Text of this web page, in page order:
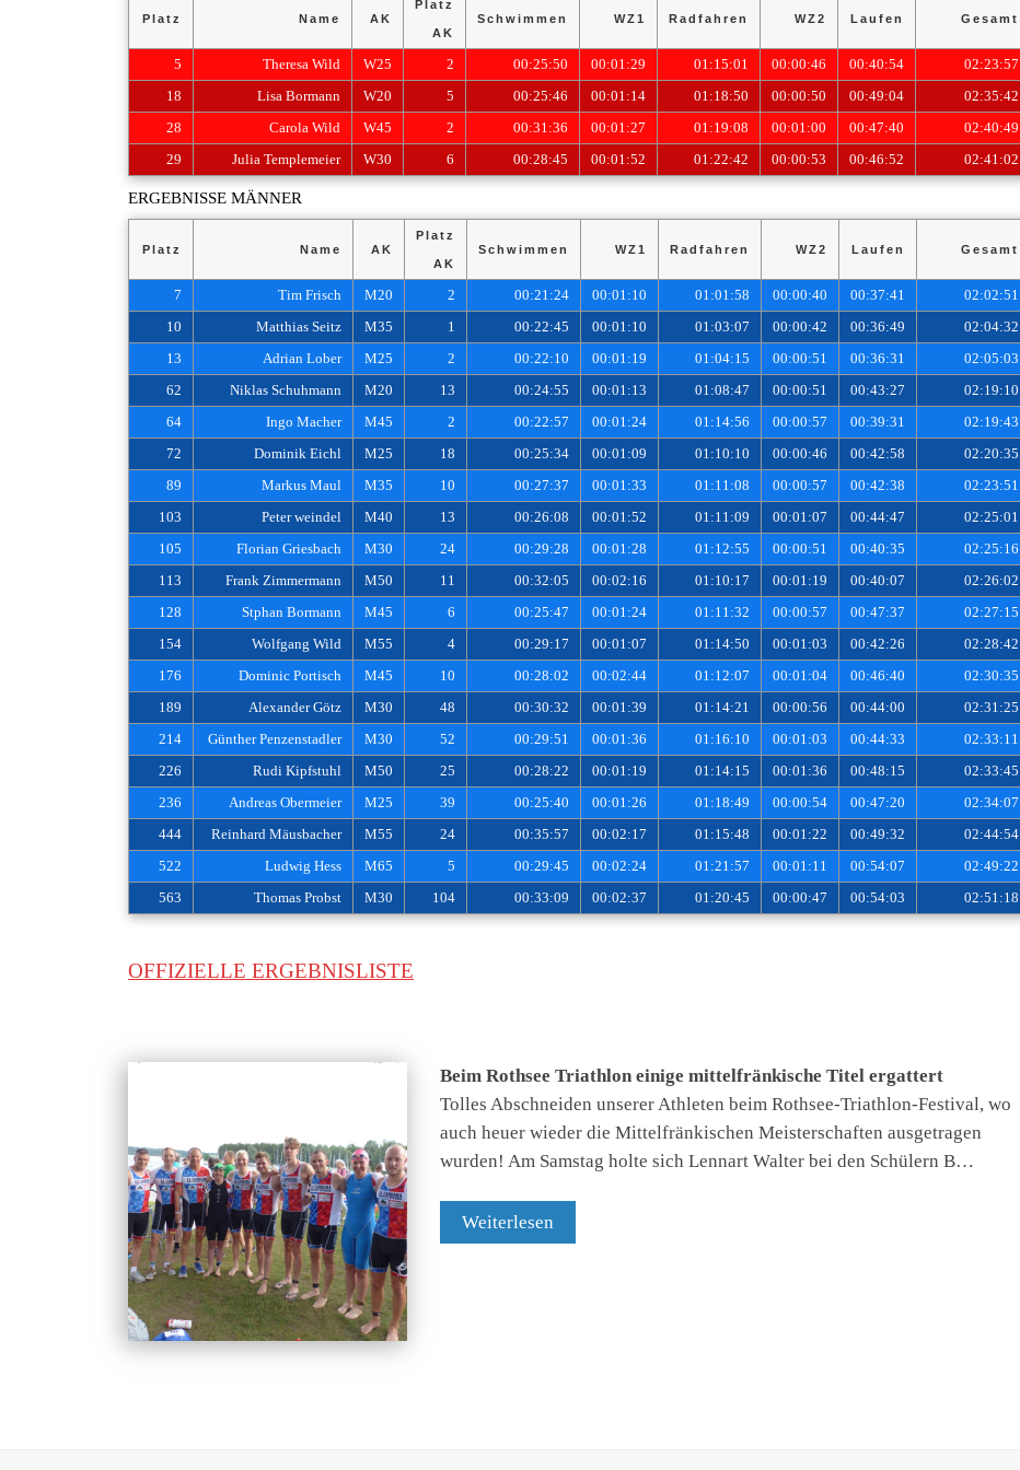
Platz Name AK
Platz
AK
Schwimmen WZ1 Radfahren WZ2 Laufen Gesamt
5 Theresa Wild W25 2 00:25:50 00:01:29 01:15:01 00:00:46 00:40:54 02:23:57
18 Lisa Bormann W20 5 00:25:46 00:01:14 01:18:50 00:00:50 00:49:04 02:35:42
28 Carola Wild W45 2 00:31:36 00:01:27 01:19:08 00:01:00 00:47:40 02:40:49
29 Julia Templemeier W30 6 00:28:45 00:01:52 01:22:42 00:00:53 00:46:52 02:41:02
ERGEBNISSE MÄNNER
Platz Name AK
Platz
AK
Schwimmen WZ1 Radfahren WZ2 Laufen Gesamt
7 Tim Frisch M20 2 00:21:24 00:01:10 01:01:58 00:00:40 00:37:41 02:02:51
10 Matthias Seitz M35 1 00:22:45 00:01:10 01:03:07 00:00:42 00:36:49 02:04:32
13 Adrian Lober M25 2 00:22:10 00:01:19 01:04:15 00:00:51 00:36:31 02:05:03
62 Niklas Schuhmann M20 13 00:24:55 00:01:13 01:08:47 00:00:51 00:43:27 02:19:10
64 Ingo Macher M45 2 00:22:57 00:01:24 01:14:56 00:00:57 00:39:31 02:19:43
72 Dominik Eichl M25 18 00:25:34 00:01:09 01:10:10 00:00:46 00:42:58 02:20:35
89 Markus Maul M35 10 00:27:37 00:01:33 01:11:08 00:00:57 00:42:38 02:23:51
103 Peter weindel M40 13 00:26:08 00:01:52 01:11:09 00:01:07 00:44:47 02:25:01
105 Florian Griesbach M30 24 00:29:28 00:01:28 01:12:55 00:00:51 00:40:35 02:25:16
113 Frank Zimmermann M50 11 00:32:05 00:02:16 01:10:17 00:01:19 00:40:07 02:26:02
128 Stphan Bormann M45 6 00:25:47 00:01:24 01:11:32 00:00:57 00:47:37 02:27:15
154 Wolfgang Wild M55 4 00:29:17 00:01:07 01:14:50 00:01:03 00:42:26 02:28:42
176 Dominic Portisch M45 10 00:28:02 00:02:44 01:12:07 00:01:04 00:46:40 02:30:35
189 Alexander Götz M30 48 00:30:32 00:01:39 01:14:21 00:00:56 00:44:00 02:31:25
214 Günther Penzenstadler M30 52 00:29:51 00:01:36 01:16:10 00:01:03 00:44:33 02:33:11
226 Rudi Kipfstuhl M50 25 00:28:22 00:01:19 01:14:15 00:01:36 00:48:15 02:33:45
236 Andreas Obermeier M25 39 00:25:40 00:01:26 01:18:49 00:00:54 00:47:20 02:34:07
444 Reinhard Mäusbacher M55 24 00:35:57 00:02:17 01:15:48 00:01:22 00:49:32 02:44:54
522 Ludwig Hess M65 5 00:29:45 00:02:24 01:21:57 00:01:11 00:54:07 02:49:22
563 Thomas Probst M30 104 00:33:09 00:02:37 01:20:45 00:00:47 00:54:03 02:51:18
OFFIZIELLE ERGEBNISLISTE
Beim Rothsee Triathlon einige mittelfränkische Titel ergattert
Tolles Abschneiden unserer Athleten beim Rothsee-Triathlon-Festival, wo
auch heuer wieder die Mittelfränkischen Meisterschaften ausgetragen
wurden! Am Samstag holte sich Lennart Walter bei den Schülern B…
Weiterlesen